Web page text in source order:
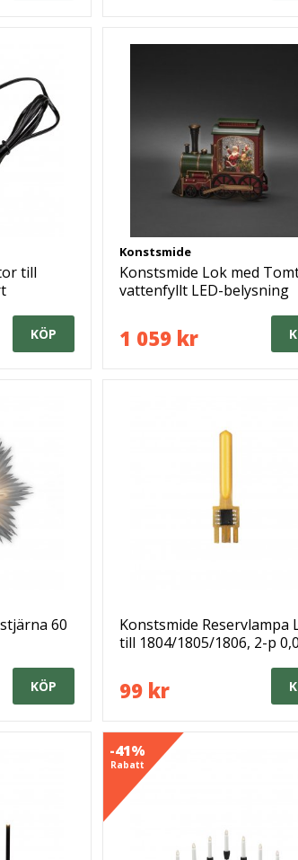
till
KÖP
Konstsmide
Konstsmide Lok med
vattenfyllt LED-belysning
1 059 kr
60
KÖP
Konstsmide Reservlampa
till 1804/1805/1806, 2-p
99 kr
-41%
Rabatt